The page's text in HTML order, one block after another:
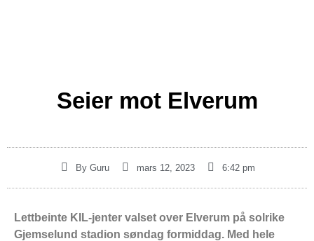
Seier mot Elverum
By Guru mars 12, 2023 6:42 pm
Lettbeinte KIL-jenter valset over Elverum på solrike
Gjemselund stadion søndag formiddag. Med hele